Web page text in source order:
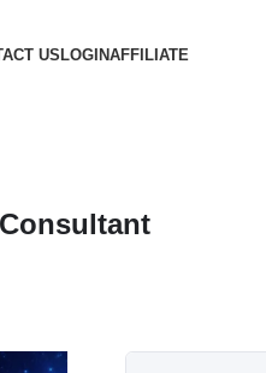
USLOGINAFFILIATE